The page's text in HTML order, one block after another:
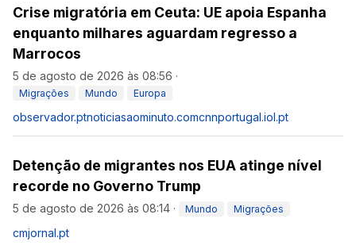
Crise migratória em Ceuta: UE apoia Espanha
enquanto milhares aguardam regresso a
Marrocos
5 de agosto de 2026 às 08:56 ·
Migrações Mundo Europa
observador.ptnoticiasaominuto.comcnnportugal.iol.pt
Detenção de migrantes nos EUA atinge nível
recorde no Governo Trump
5 de agosto de 2026 às 08:14 · Mundo Migrações
cmjornal.pt